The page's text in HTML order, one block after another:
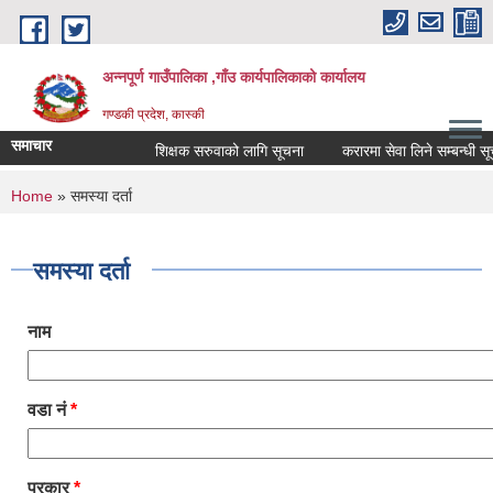
Skip to main content
अन्नपूर्ण गाउँपालिका ,गाँउ कार्यपालिकाको कार्यालय
गण्डकी प्रदेश, कास्की
समाचार शिक्षक सरुवाको लागि सूचना करारमा सेवा लिने सम्बन्धी
You are here
Home » समस्या दर्ता
समस्या दर्ता
नाम
वडा नं*
प्रकार*